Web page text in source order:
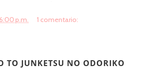
p.m. 1 comentario:
TO JUNKETSU NO ODORIKO